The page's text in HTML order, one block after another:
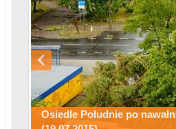
Osiedle Południe po